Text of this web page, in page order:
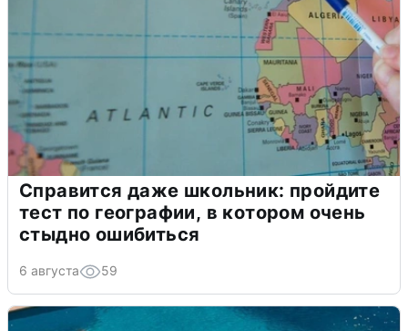
Справится даже школьник: пройдите
тест по географии, в котором очень
стыдно ошибиться
6 августа 59